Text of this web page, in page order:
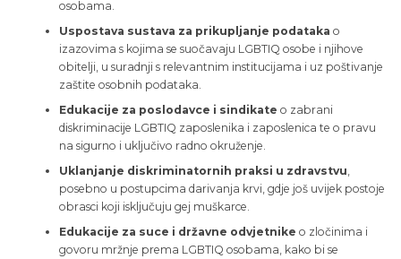
osobama.
Uspostava sustava za prikupljanje podataka o
izazovima s kojima se suočavaju LGBTIQ osobe i njihove
obitelji, u suradnji s relevantnim institucijama i uz poštivanje
zaštite osobnih podataka.
Edukacije za poslodavce i sindikate o zabrani
diskriminacije LGBTIQ zaposlenika i zaposlenica te o pravu
na sigurno i uključivo radno okruženje.
Uklanjanje diskriminatornih praksi u zdravstvu
posebno u postupcima darivanja krvi, gdje još uvijek postoje
obrasci koji isključuju gej muškarce.
Edukacije za suce i državne odvjetnike o zločinima i
govoru mržnje prema LGBTIQ osobama, kako bi se